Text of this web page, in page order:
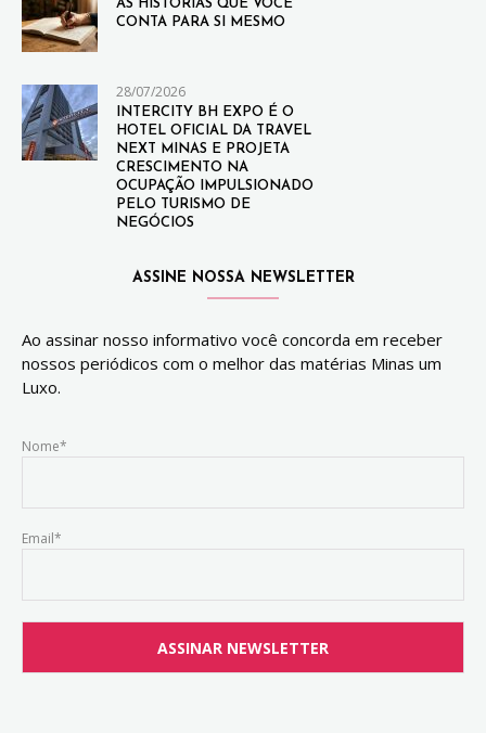
AS HISTÓRIAS QUE VOCÊ
CONTA PARA SI MESMO
28/07/2026
INTERCITY BH EXPO É O
HOTEL OFICIAL DA TRAVEL
NEXT MINAS E PROJETA
CRESCIMENTO NA
OCUPAÇÃO IMPULSIONADO
PELO TURISMO DE
NEGÓCIOS
ASSINE NOSSA NEWSLETTER
Ao assinar nosso informativo você concorda em receber
nossos periódicos com o melhor das matérias Minas um
Luxo.
Nome*
Email*